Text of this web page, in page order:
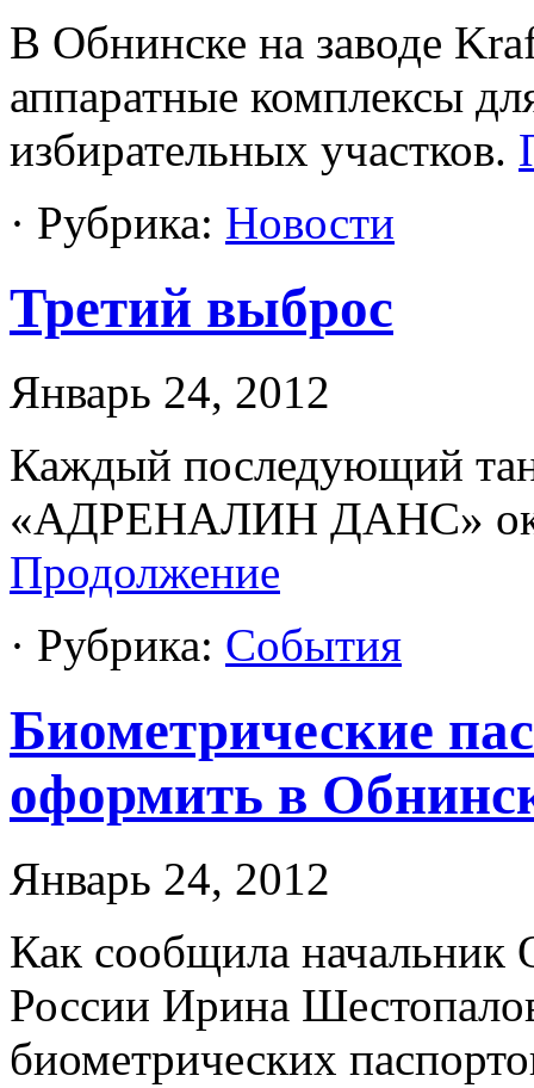
В Обнинске на заводе
аппаратные комплексы
избирательных участков.
· Рубрика: Новости
Третий выброс
Январь 24, 2012
Каждый последующий
«АДРЕНАЛИН ДАНС»
Продолжение
· Рубрика: События
Биометрические
оформить в
Январь 24, 2012
Как сообщила
России Ирина
биометрических